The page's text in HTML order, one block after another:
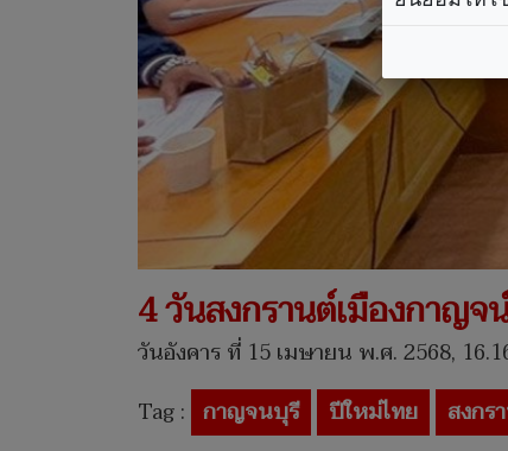
4 วันสงกรานต์เมืองกาญจ
วันอังคาร ที่ 15 เมษายน พ.ศ. 2568,
Tag : กาญจนบุรี ปีใหม่ไทย สงกร